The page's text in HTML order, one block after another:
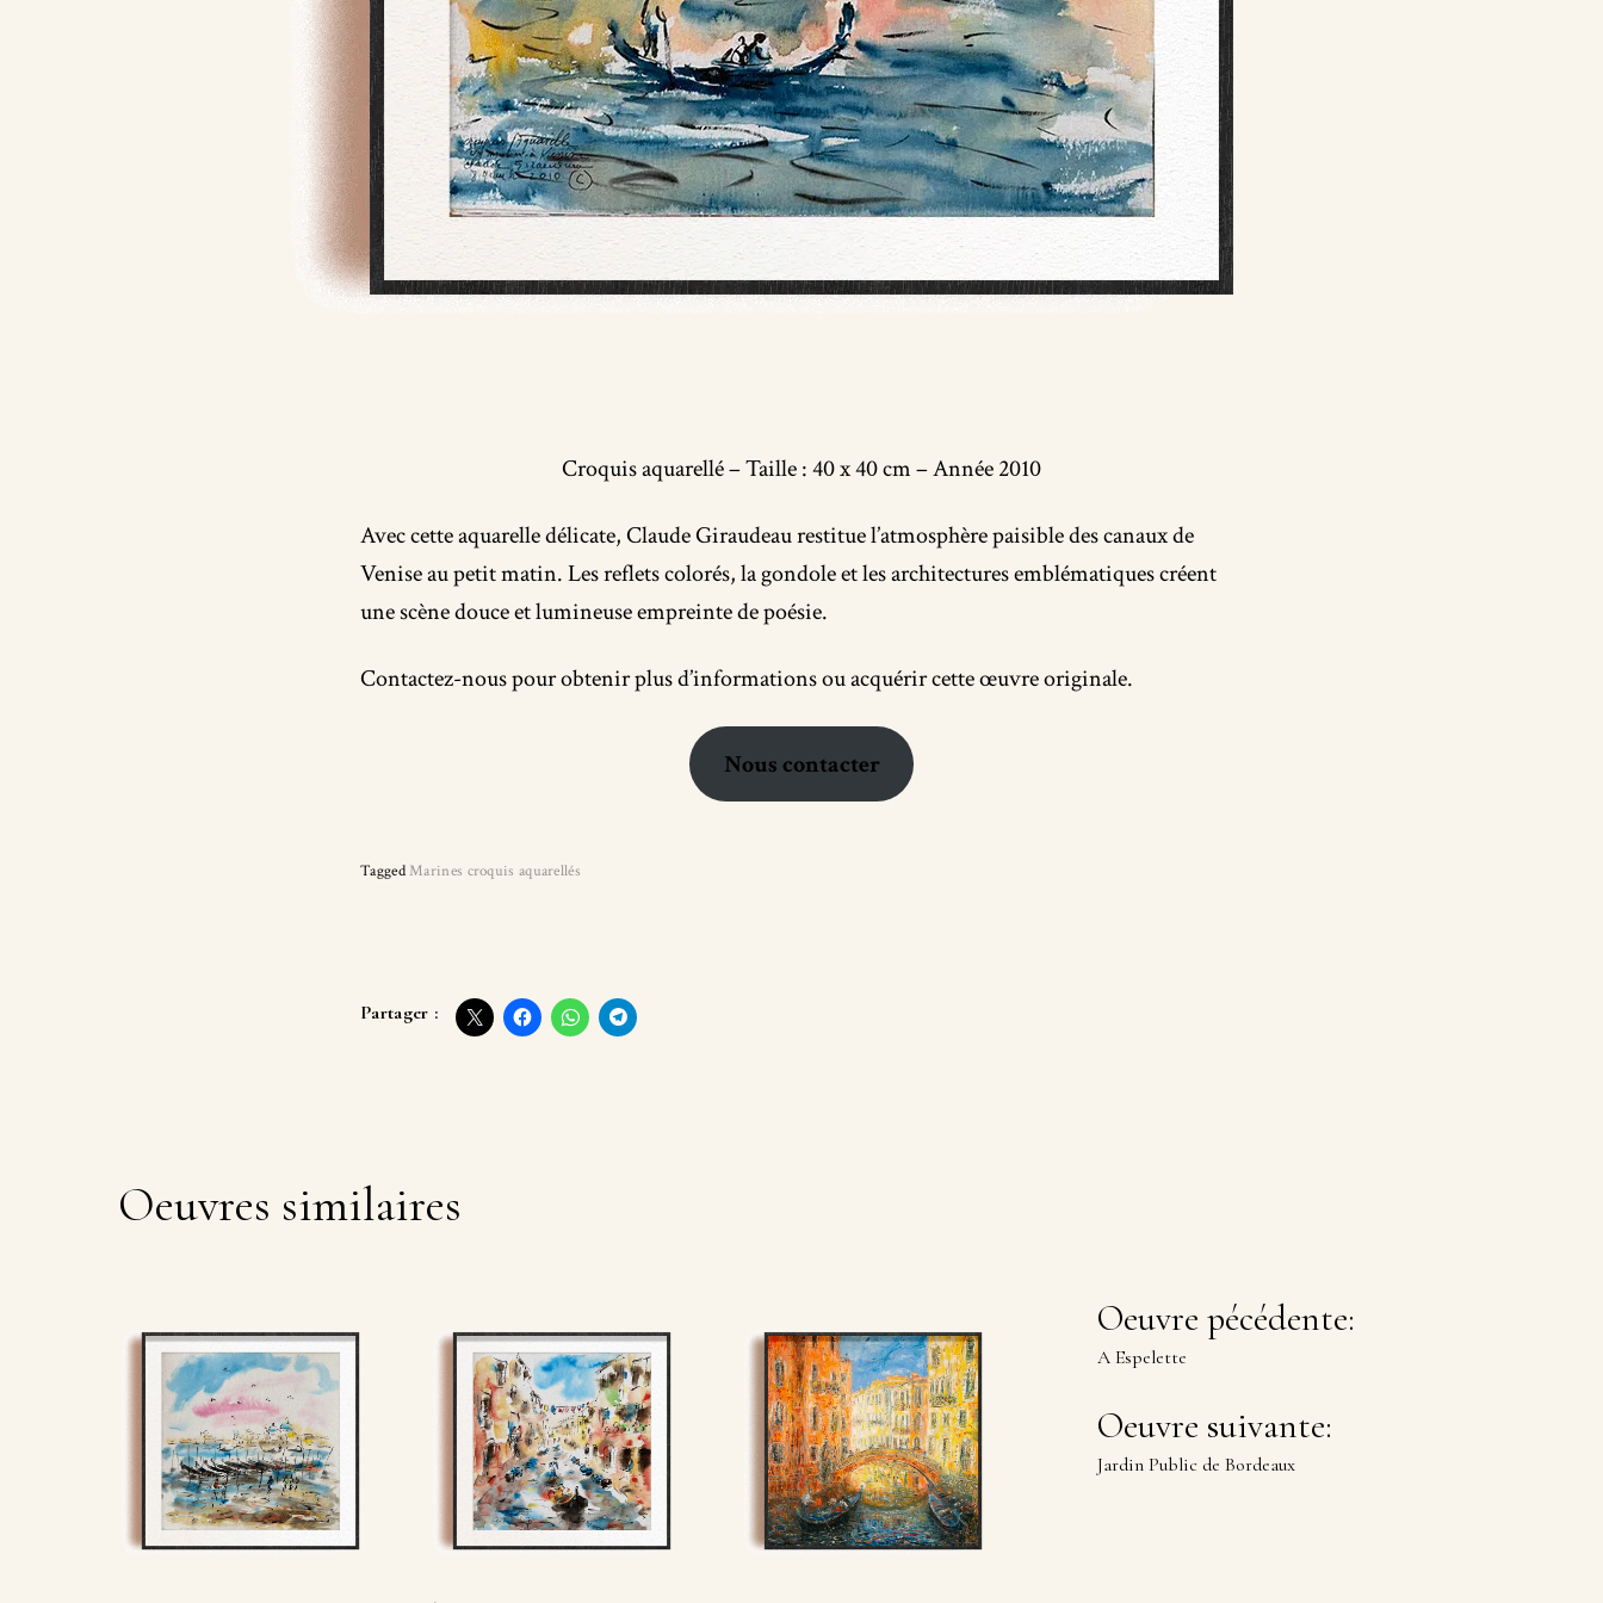
Croquis aquarellé – Taille : 40 x 40 cm – Année 2010
Avec cette aquarelle délicate, Claude Giraudeau restitue l’atmosphère paisible des canaux de
Venise au petit matin. Les reflets colorés, la gondole et les architectures emblématiques créent
une scène douce et lumineuse empreinte de poésie.
Contactez-nous pour obtenir plus d’informations ou acquérir cette œuvre originale.
Nous contacter
TaggedMarines croquis aquarellés
Partager :
Oeuvres similaires
Navigation
de
l’article
Oeuvre pécédente:
A Espelette
Oeuvre suivante:
Jardin Public de Bordeaux